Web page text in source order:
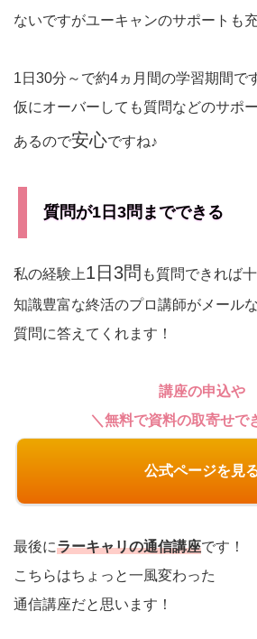
ないですがユーキャンのサポートも
1日30分～で約4ヵ月間の学習期間で
仮にオーバーしても質問などのサポ
あるので安心ですね♪
質問が1日3問までできる
私の経験上1日3問 も質問できれば
知識豊富な終活のプロ講師がメール
質問に答えてくれます！
講座の申込や
＼無料で資料の取寄せで
公式ページを見
最後にラーキャリの通信講座です！
こちらはちょっと一風変わった
通信講座だと思います！